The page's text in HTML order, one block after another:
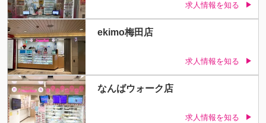
求人情報を知る
ekimo梅田店
求人情報を知る
なんばウォーク店
求人情報を知る